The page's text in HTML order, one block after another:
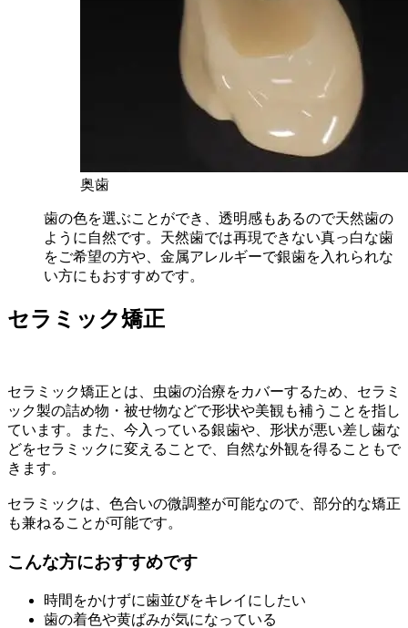
奥歯
歯の色を選ぶことができ、透明感もあるので天然歯の
ように自然です。天然歯では再現できない真っ白な歯
をご希望の方や、金属アレルギーで銀歯を入れられな
い方にもおすすめです。
セラミック矯正
セラミック矯正とは、虫歯の治療をカバーするため、セラミ
ック製の詰め物・被せ物などで形状や美観も補うことを指し
ています。また、今入っている銀歯や、形状が悪い差し歯な
どをセラミックに変えることで、自然な外観を得ることもで
きます。
セラミックは、色合いの微調整が可能なので、部分的な矯正
も兼ねることが可能です。
こんな方におすすめです
時間をかけずに歯並びをキレイにしたい
歯の着色や黄ばみが気になっている